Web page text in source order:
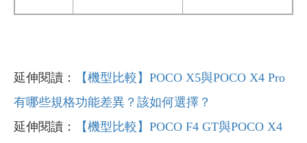
延伸閱讀：
【機型比較】POCO X5與POCO X4 Pro
有哪些規格功能差異？該如何選擇？
延伸閱讀：
【機型比較】POCO F4 GT與POCO X4